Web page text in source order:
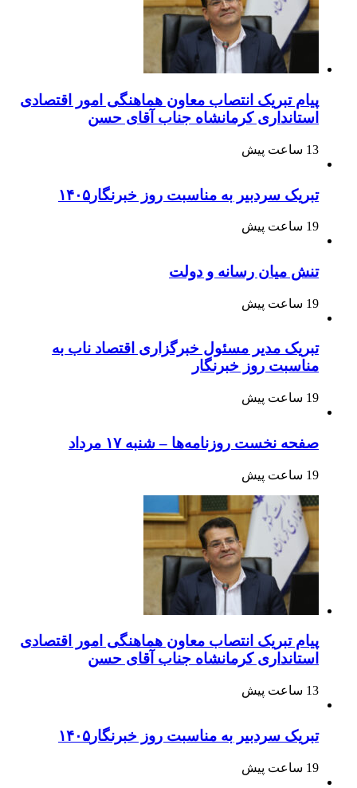
پیام تبریک انتصاب معاون هماهنگی امور اقتصادی
استانداری کرمانشاه جناب آقای حسن
13 ساعت پیش
تبریک سردبیر به مناسبت روز خبرنگار۱۴۰۵
19 ساعت پیش
تنش میان رسانه و دولت
19 ساعت پیش
تبریک مدیر مسئول خبرگزاری اقتصاد ناب به
مناسبت روز خبرنگار
19 ساعت پیش
صفحه نخست روزنامه‌ها – شنبه ۱۷ مرداد
19 ساعت پیش
پیام تبریک انتصاب معاون هماهنگی امور اقتصادی
استانداری کرمانشاه جناب آقای حسن
13 ساعت پیش
تبریک سردبیر به مناسبت روز خبرنگار۱۴۰۵
19 ساعت پیش